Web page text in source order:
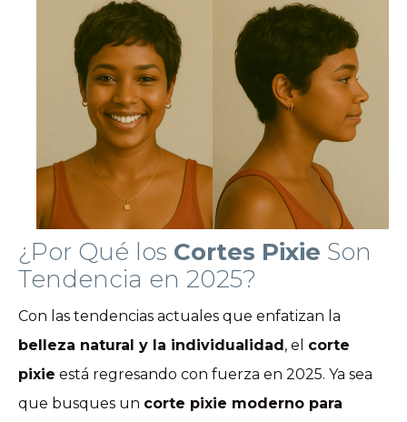
¿Por Qué los Cortes Pixie Son
Tendencia en 2025?
Con las tendencias actuales que enfatizan la
belleza natural y la individualidad, el corte
pixie está regresando con fuerza en 2025. Ya sea
que busques un corte pixie moderno para